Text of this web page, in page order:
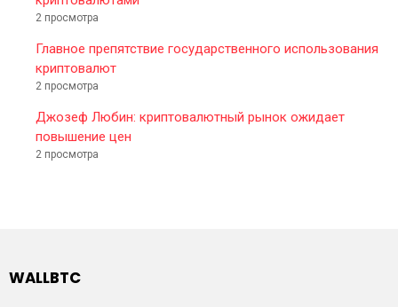
2 просмотра
Главное препятствие государственного использования
криптовалют
2 просмотра
Джозеф Любин: криптовалютный рынок ожидает
повышение цен
2 просмотра
WALLBTC